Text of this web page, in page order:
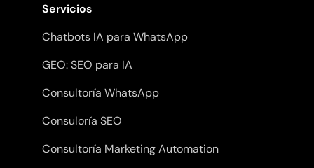
Servicios
Chatbots IA para WhatsApp
GEO: SEO para IA
Consultoría WhatsApp
Consuloría SEO
Consultoría Marketing Automation